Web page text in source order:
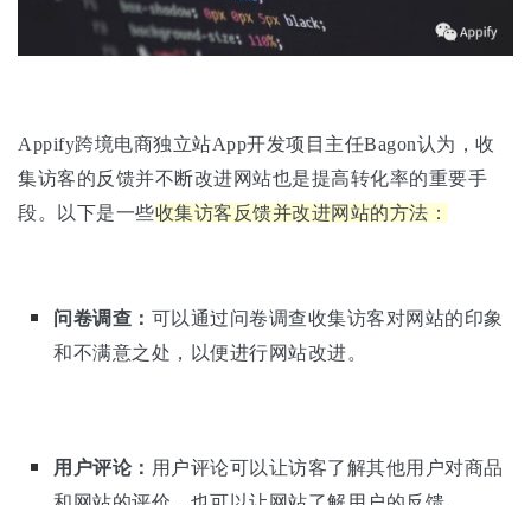
Appify跨境电商独立站App开发项目主任Bagon认为，收
集访客的反馈并不断改进网站也是提高转化率的重要手
段。以下是一些收集访客反馈并改进网站的方法：
问卷调查： 可以通过问卷调查收集访客对网站的印象
和不满意之处，以便进行网站改进。
用户评论： 用户评论可以让访客了解其他用户对商品